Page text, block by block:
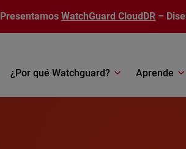
Presentamos WatchGuard CloudDR –
¿Por qué Watchguard? Aprende